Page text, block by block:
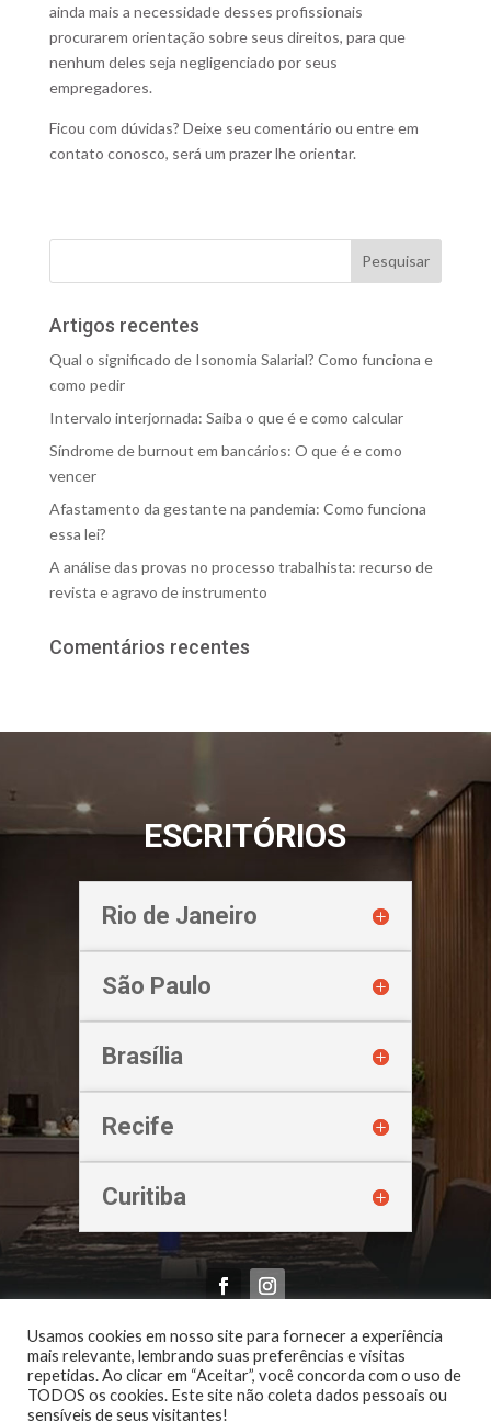
ainda mais a necessidade desses profissionais
procurarem orientação sobre seus direitos, para que
nenhum deles seja negligenciado por seus
empregadores.
Ficou com dúvidas? Deixe seu comentário ou entre em
contato conosco, será um prazer lhe orientar.
Artigos recentes
Qual o significado de Isonomia Salarial? Como funciona e
como pedir
Intervalo interjornada: Saiba o que é e como calcular
Síndrome de burnout em bancários: O que é e como
vencer
Afastamento da gestante na pandemia: Como funciona
essa lei?
A análise das provas no processo trabalhista: recurso de
revista e agravo de instrumento
Comentários recentes
ESCRITÓRIOS
Rio de Janeiro
São Paulo
Brasília
Recife
Curitiba
Oliveira & Imbroinisio Advogados Associados | 2026
Usamos cookies em nosso site para fornecer a experiência
mais relevante, lembrando suas preferências e visitas
repetidas. Ao clicar em “Aceitar”, você concorda com o uso de
TODOS os cookies. Este site não coleta dados pessoais ou
sensíveis de seus visitantes!